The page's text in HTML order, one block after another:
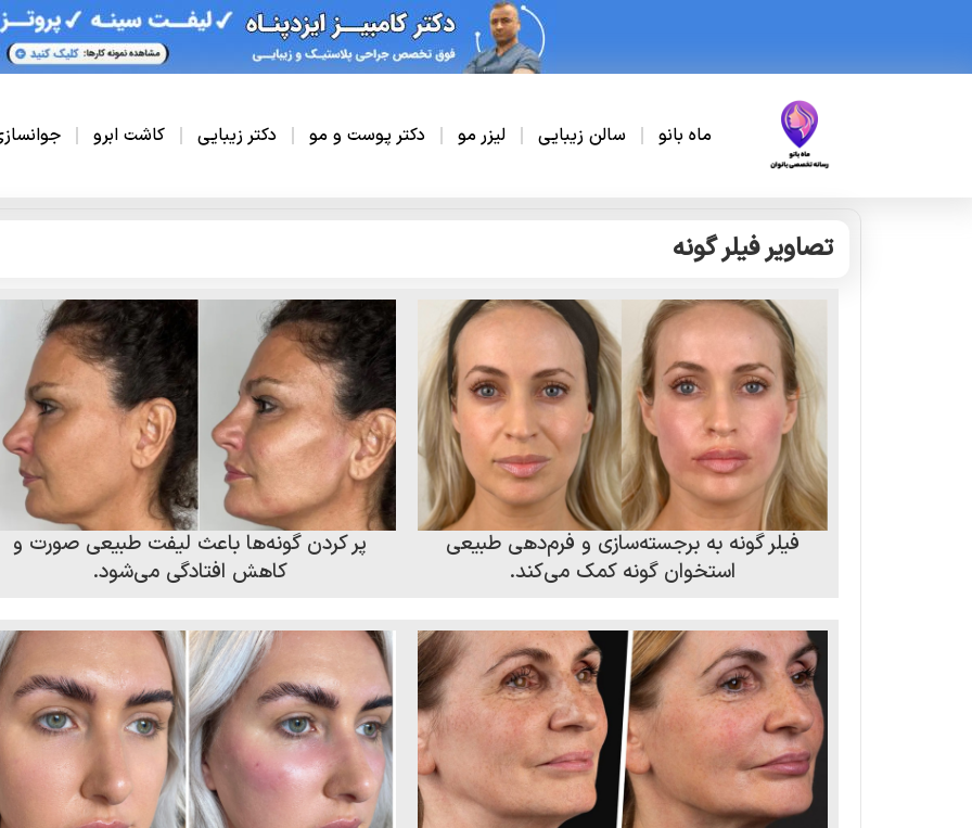
ماه بانو سالن زیبایی لیزر مو دکتر پوست و مو دکتر زیبایی کاشت ابرو
تصاویر فیلر گونه
فیلر گونه به برجسته‌سازی و فرم‌دهی طبیعی
استخوان گونه کمک می‌کند.
پر کردن گونه‌ها باعث لیفت طبیعی صورت و
کاهش افتادگی می‌شود.